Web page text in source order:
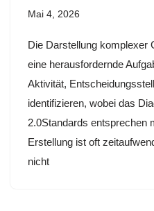
Mai 4, 2026
Die Darstellung komplexer
eine herausfordernde
Aktivität,
identifizieren, wobei das
2.0Standards entsprechen
Erstellung ist oft
nicht